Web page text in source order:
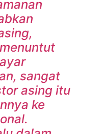
sangat
asing itu
ke